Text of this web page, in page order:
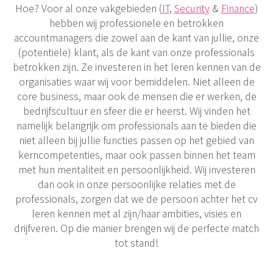
Hoe? Voor al onze vakgebieden (IT, Security& Finance)
hebben wij professionele en betrokken
accountmanagers die zowel aan de kant van jullie, onze
(potentiële) klant, als de kant van onze professionals
betrokken zijn. Ze investeren in het leren kennen van de
organisaties waar wij voor bemiddelen. Niet alleen de
core business, maar ook de mensen die er werken, de
bedrijfscultuur en sfeer die er heerst. Wij vinden het
namelijk belangrijk om professionals aan te bieden die
niet alleen bij jullie functies passen op het gebied van
kerncompetenties, maar ook passen binnen het team
met hun mentaliteit en persoonlijkheid. Wij investeren
dan ook in onze persoonlijke relaties met de
professionals, zorgen dat we de persoon achter het cv
leren kennen met al zijn/haar ambities, visies en
drijfveren. Op die manier brengen wij de perfecte match
tot stand!